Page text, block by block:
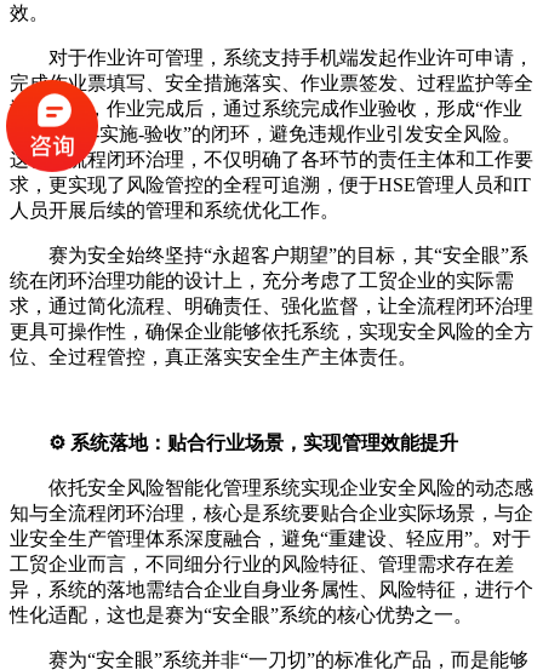
效。
对于作业许可管理，系统支持手机端发起作业许可申请，
完成作业票填写、安全措施落实、作业票签发、过程监护等全
流程管理，作业完成后，通过系统完成作业验收，形成“作业
申请-审批-实施-验收”的闭环，避免违规作业引发安全风险。
这种全流程闭环治理，不仅明确了各环节的责任主体和工作要
求，更实现了风险管控的全程可追溯，便于HSE管理人员和IT
人员开展后续的管理和系统优化工作。
赛为安全始终坚持“永超客户期望”的目标，其“安全眼”系
统在闭环治理功能的设计上，充分考虑了工贸企业的实际需
求，通过简化流程、明确责任、强化监督，让全流程闭环治理
更具可操作性，确保企业能够依托系统，实现安全风险的全方
位、全过程管控，真正落实安全生产主体责任。
⚙️ 系统落地：贴合行业场景，实现管理效能提升
依托安全风险智能化管理系统实现企业安全风险的动态感
知与全流程闭环治理，核心是系统要贴合企业实际场景，与企
业安全生产管理体系深度融合，避免“重建设、轻应用”。对于
工贸企业而言，不同细分行业的风险特征、管理需求存在差
异，系统的落地需结合企业自身业务属性、风险特征，进行个
性化适配，这也是赛为“安全眼”系统的核心优势之一。
赛为“安全眼”系统并非“一刀切”的标准化产品，而是能够